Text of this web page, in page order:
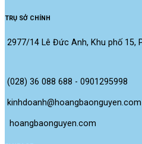
TRỤ SỞ CHÍNH
2977/14 Lê Đức Anh, Khu phố 15,
(028) 36 088 688 - 0901295998
kinhdoanh@hoangbaonguyen.com
hoangbaonguyen.com